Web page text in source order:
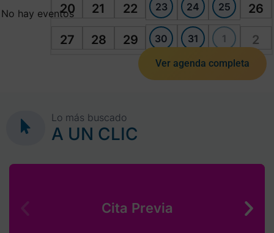
20 21 22 23 24 25 26
27 28 29 30 31 1 2
No hay eventos
Ver agenda completa
Lo más buscado
A UN CLIC
Cita Previa